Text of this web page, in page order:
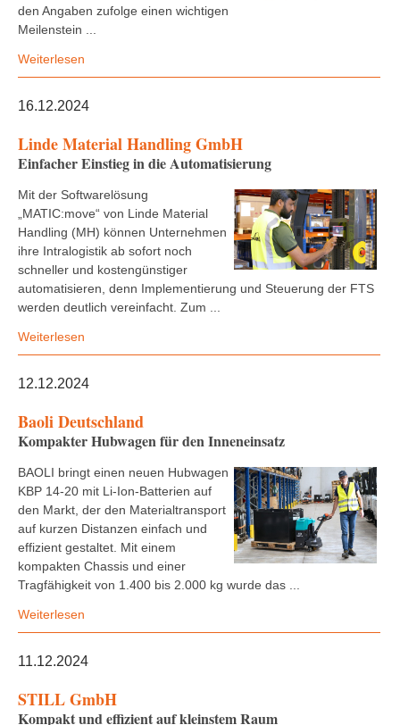
den Angaben zufolge einen wichtigen
Meilenstein ...
Weiterlesen
16.12.2024
Linde Material Handling GmbH
Einfacher Einstieg in die Automatisierung
Mit der Softwarelösung
„MATIC:move“ von Linde Material
Handling (MH) können Unternehmen
ihre Intralogistik ab sofort noch
schneller und kostengünstiger
automatisieren, denn Implementierung und Steuerung der FTS
werden deutlich vereinfacht. Zum ...
Weiterlesen
12.12.2024
Baoli Deutschland
Kompakter Hubwagen für den Inneneinsatz
BAOLI bringt einen neuen Hubwagen
KBP 14-20 mit Li-Ion-Batterien auf
den Markt, der den Materialtransport
auf kurzen Distanzen einfach und
effizient gestaltet. Mit einem
kompakten Chassis und einer
Tragfähigkeit von 1.400 bis 2.000 kg wurde das ...
Weiterlesen
11.12.2024
STILL GmbH
Kompakt und effizient auf kleinstem Raum